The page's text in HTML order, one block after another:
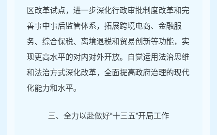
区改革试点，进一步深化行政审批制度改革和完
善事中事后监管体系，拓展跨境电商、金融服
务、综合保税、离境退税和贸易创新等功能，实
现更高水平的对内对外开放。自觉运用法治思维
和法治方式深化改革，全面提高政府治理的现代
化能力和水平。
三、全力以赴做好“十三五”开局工作